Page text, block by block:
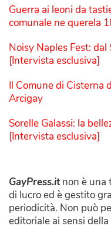
Guerra ai leoni da
comunale ne querela
Noisy Naples Fest:
[Intervista esclusiva]
Il Comune di Cisterna
Arcigay
Sorelle Galassi: la
[Intervista esclusiva]
GayPress.itnon è una
di lucro ed è gestito
periodicità. Non può
editoriale ai sensi